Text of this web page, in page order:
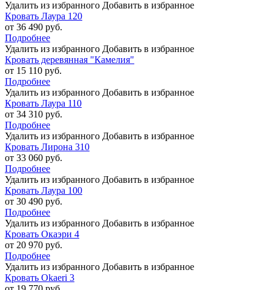
Удалить из избранного Добавить в избранное
Кровать Лаура 120
от 36 490 руб.
Подробнее
Удалить из избранного Добавить в избранное
Кровать деревянная "Камелия"
от 15 110 руб.
Подробнее
Удалить из избранного Добавить в избранное
Кровать Лаура 110
от 34 310 руб.
Подробнее
Удалить из избранного Добавить в избранное
Кровать Лирона 310
от 33 060 руб.
Подробнее
Удалить из избранного Добавить в избранное
Кровать Лаура 100
от 30 490 руб.
Подробнее
Удалить из избранного Добавить в избранное
Кровать Окаэри 4
от 20 970 руб.
Подробнее
Удалить из избранного Добавить в избранное
Кровать Okaeri 3